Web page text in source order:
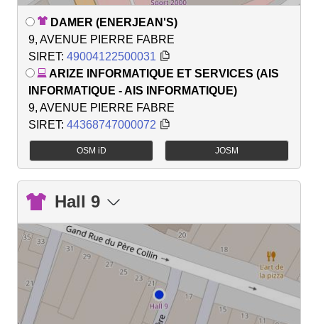
DAMER (ENERJEAN'S)
9, AVENUE PIERRE FABRE
SIRET: 49004122500031
ARIZE INFORMATIQUE ET SERVICES (AIS
INFORMATIQUE - AIS INFORMATIQUE)
9, AVENUE PIERRE FABRE
SIRET: 44368747000072
OSM iD JOSM
Hall 9